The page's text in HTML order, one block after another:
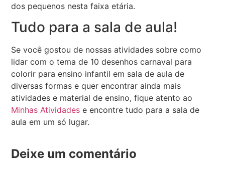
dos pequenos nesta faixa etária.
Tudo para a sala de aula!
Se você gostou de nossas atividades sobre como
lidar com o tema de 10 desenhos carnaval para
colorir para ensino infantil em sala de aula de
diversas formas e quer encontrar ainda mais
atividades e material de ensino, fique atento ao
Minhas Atividades e encontre tudo para a sala de
aula em um só lugar.
Deixe um comentário